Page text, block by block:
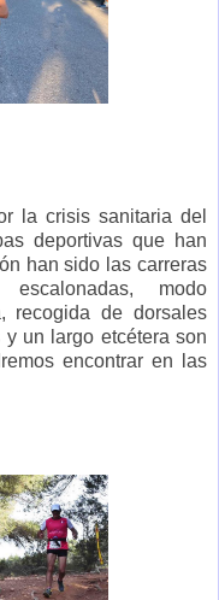
la crisis sanitaria del
deportivas que han
han sido las carreras
modo
recogida de dorsales
un largo etcétera son
encontrar en las